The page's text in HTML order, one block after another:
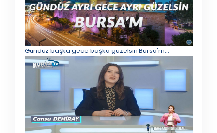
Gündüz başka gece başka güzelsin Bursa'm...